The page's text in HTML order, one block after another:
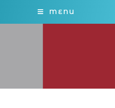
MENU